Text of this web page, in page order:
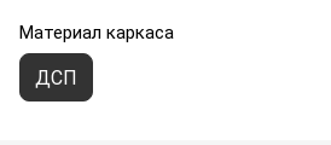
Материал каркаса
ДСП